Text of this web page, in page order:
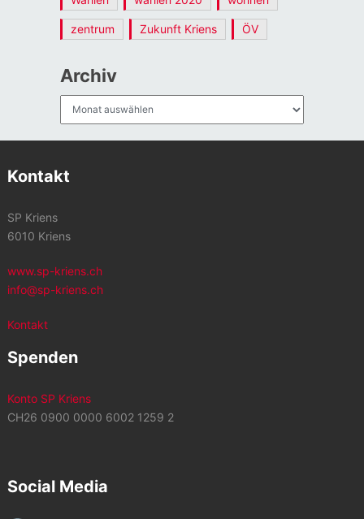
zentrum Zukunft Kriens ÖV
Archiv
Kontakt
SP Kriens
6010 Kriens
www.sp-kriens.ch
info@sp-kriens.ch
Kontakt
Spenden
Konto SP Kriens
CH26 0900 0000 6002 1259 2
Social Media